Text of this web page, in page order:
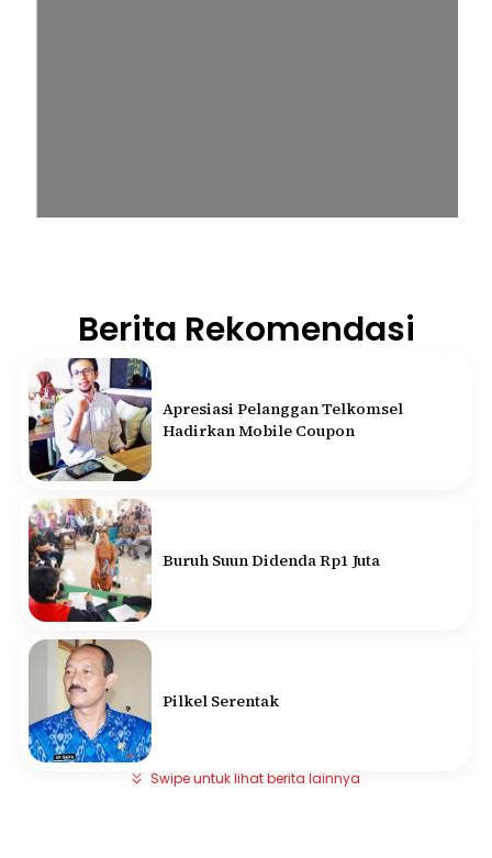
Berita Rekomendasi
Apresiasi Pelanggan Telkomsel
Hadirkan Mobile Coupon
Buruh Suun Didenda Rp1 Juta
Pilkel Serentak
Swipe untuk lihat berita lainnya